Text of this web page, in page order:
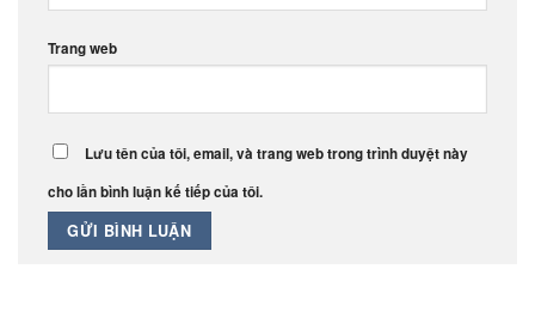
Trang web
Lưu tên của tôi, email, và trang web trong trình duyệt này
cho lần bình luận kế tiếp của tôi.